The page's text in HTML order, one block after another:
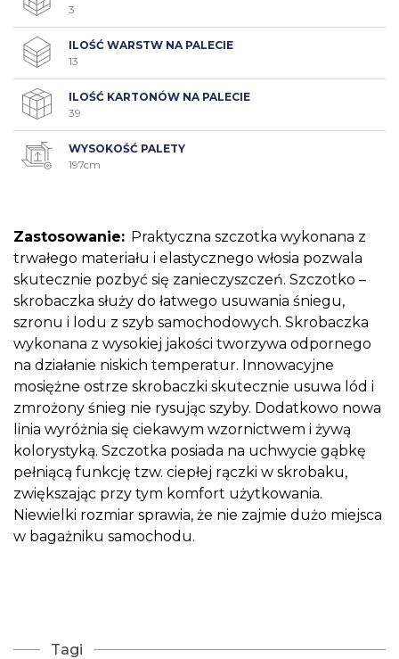
3
ILOŚĆ WARSTW NA PALECIE
13
ILOŚĆ KARTONÓW NA PALECIE
39
WYSOKOŚĆ PALETY
197cm
Zastosowanie: Praktyczna szczotka wykonana z
trwałego materiału i elastycznego włosia pozwala
skutecznie pozbyć się zanieczyszczeń. Szczotko –
skrobaczka służy do łatwego usuwania śniegu,
szronu i lodu z szyb samochodowych. Skrobaczka
wykonana z wysokiej jakości tworzywa odpornego
na działanie niskich temperatur. Innowacyjne
mosiężne ostrze skrobaczki skutecznie usuwa lód i
zmrożony śnieg nie rysując szyby. Dodatkowo nowa
linia wyróżnia się ciekawym wzornictwem i żywą
kolorystyką. Szczotka posiada na uchwycie gąbkę
pełniącą funkcję tzw. ciepłej rączki w skrobaku,
zwiększając przy tym komfort użytkowania.
Niewielki rozmiar sprawia, że nie zajmie dużo miejsca
w bagażniku samochodu.
Tagi